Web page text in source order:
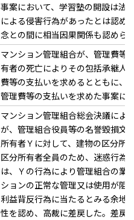
事案において、学習塾の開設は法
による侵害行為があったとは認め
念との間に相当因果関係も認めら
マンション管理組合が、管理費等
有者の死亡によりその包括承継人
費等の支払いを求めるとともに、
管理費等の支払いを求めた事案に
マンション管理組合総会決議によ
が、管理組合役員等の名誉毀損文
所有者Ｙに対して、建物の区分所
区分所有者全員のため、迷惑行為
は、Ｙの行為により管理組合の業
ションの正常な管理又は使用が阻
利益背反行為に当たるとみる余地
性を認め、高裁に差戻した。差戻